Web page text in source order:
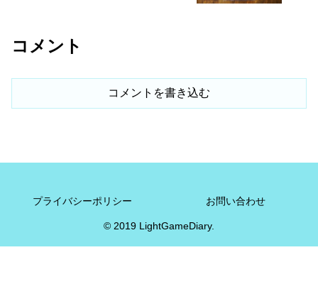
コメント
コメントを書き込む
プライバシーポリシー お問い合わせ
© 2019 LightGameDiary.